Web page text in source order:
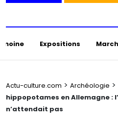
Expositions
Actu-culture.com > Archéologie >
hippopotames en Allemagne :
n’attendait pas